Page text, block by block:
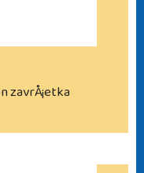
zavrÅ¡etka